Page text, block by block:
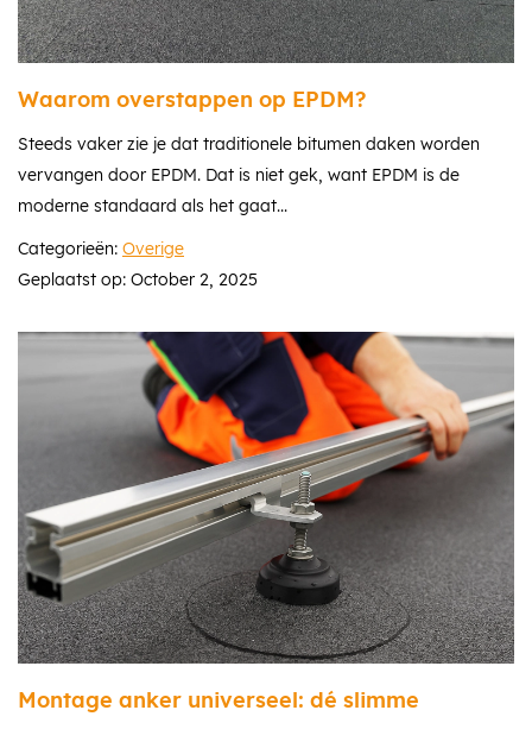
Waarom overstappen op EPDM?
Steeds vaker zie je dat traditionele bitumen daken worden
vervangen door EPDM. Dat is niet gek, want EPDM is de
moderne standaard als het gaat...
Categorieën: Overige
Geplaatst op: October 2, 2025
Montage anker universeel: dé slimme